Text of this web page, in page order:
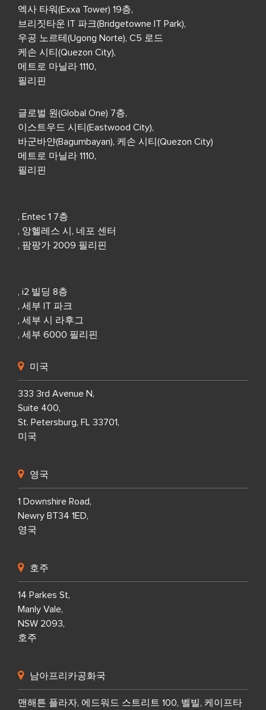
엑사 타워(Exxa Tower) 19층,
브리짓타운 IT 파크(Bridgetowne IT Park),
우공 노르테(Ugong Norte), C5 로드
케손 시티(Quezon City),
메트로 마닐라 1110,
필리핀
글로벌 원(Global One) 7층,
이스트우드 시티(Eastwood City),
바군바얀(Bagumbayan), 케손 시티(Quezon City)
메트로 마닐라 1110,
필리핀
, Entec 1 7층
, 앙헬레스 시, 네포 센터
, 팜팡가 2009 필리핀
, i2 빌딩 8층
, 세부 IT 파크
, 세부 시 라후그
, 세부 6000 필리핀
미국
333 3rd Avenue N,
Suite 400,
St. Petersburg, FL 33701,
미국
영국
1 Downshire Road,
Newry BT34 1ED,
영국
호주
14 Parkes St,
Manly Vale,
NSW 2093,
호주
남아프리카공화국
맨해튼 플라자, 에드워드 스트리트 100, 벨빌, 케이프타